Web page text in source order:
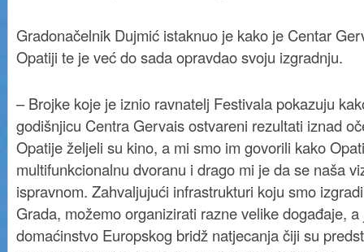
Gradonačelnik Dujmić istaknuo je kako je Centar
Opatiji te je već do sada opravdao svoju izgradnju.
– Brojke koje je iznio ravnatelj Festivala pokazuju
godišnjicu Centra Gervais ostvareni rezultati iznad
Opatije željeli su kino, a mi smo im govorili kako
multifunkcionalnu dvoranu i drago mi je da se naša
ispravnom. Zahvaljujući infrastrukturi koju smo
Grada, možemo organizirati razne velike događaje,
domaćinstvo Europskog bridž natjecanja čiji su